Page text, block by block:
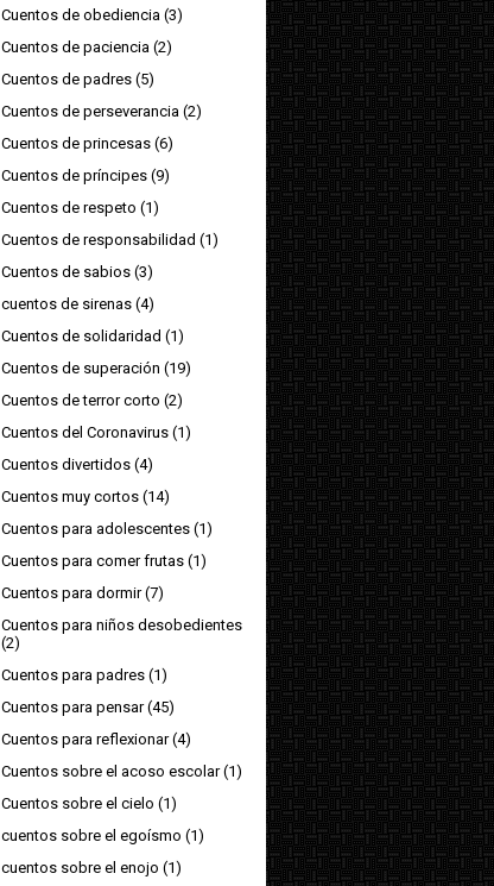
Cuentos de obediencia (3)
Cuentos de paciencia (2)
Cuentos de padres (5)
Cuentos de perseverancia (2)
Cuentos de princesas (6)
Cuentos de príncipes (9)
Cuentos de respeto (1)
Cuentos de responsabilidad (1)
Cuentos de sabios (3)
cuentos de sirenas (4)
Cuentos de solidaridad (1)
Cuentos de superación (19)
Cuentos de terror corto (2)
Cuentos del Coronavirus (1)
Cuentos divertidos (4)
Cuentos muy cortos (14)
Cuentos para adolescentes (1)
Cuentos para comer frutas (1)
Cuentos para dormir (7)
Cuentos para niños desobedientes
(2)
Cuentos para padres (1)
Cuentos para pensar (45)
Cuentos para reflexionar (4)
Cuentos sobre el acoso escolar (1)
Cuentos sobre el cielo (1)
cuentos sobre el egoísmo (1)
cuentos sobre el enojo (1)